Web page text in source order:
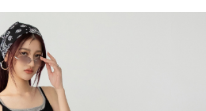
上)免運費